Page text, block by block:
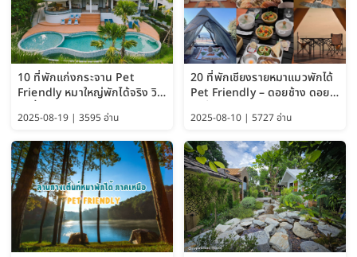
10 ที่พักแก่งกระจาน Pet
Friendly หมาใหญ่พักได้จริง วิว
2025-08-19 | 3595 อ่าน
20 ที่พักเชียงรายหมาแมวพักได้
Pet Friendly – ดอยช้าง ดอย
2025-08-10 | 5727 อ่าน